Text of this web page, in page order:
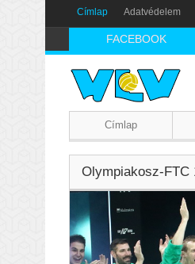
Címlap Adatvédelem
FACEBOOK
Címlap
Olympiakosz-FTC